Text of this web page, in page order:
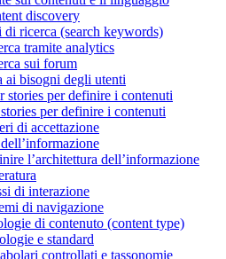
discovery
di ricerca (search keywords)
tramite analytics
sui forum
ai bisogni degli utenti
stories per definire i contenuti
per definire i contenuti
di accettazione
l’architettura dell’informazione
di interazione
di navigazione
di contenuto (content type)
e standard
controllati e tassonomie